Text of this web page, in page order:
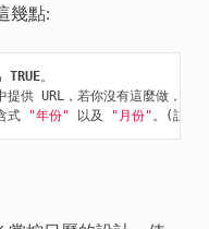
幾點:
TRUE。
提供 URL，若你沒有這麼做，將
式 "年份" 以及 "月份"。 (註記